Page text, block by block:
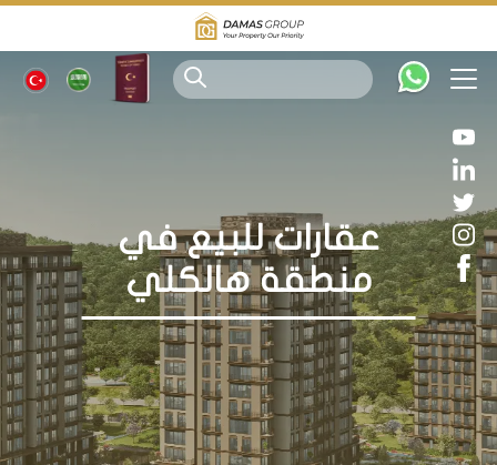
عقارات للبيع في
منطقة هالكلي